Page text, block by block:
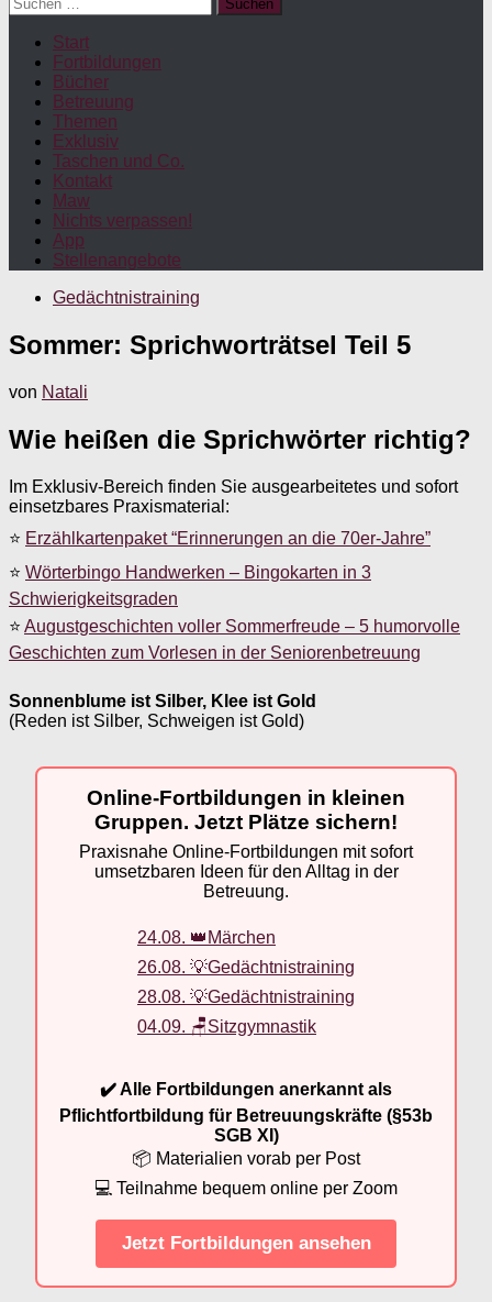
nach:
Start
Fortbildungen
Bücher
Betreuung
Themen
Exklusiv
Taschen und Co.
Kontakt
Maw
Nichts verpassen!
App
Stellenangebote
Gedächtnistraining
Sommer: Sprichworträtsel Teil 5
von Natali
Wie heißen die Sprichwörter richtig?
Im Exklusiv-Bereich finden Sie ausgearbeitetes und sofort
einsetzbares Praxismaterial:
⭐ Erzählkartenpaket “Erinnerungen an die 70er-Jahre”
⭐ Wörterbingo Handwerken – Bingokarten in 3
Schwierigkeitsgraden
⭐ Augustgeschichten voller Sommerfreude – 5 humorvolle
Geschichten zum Vorlesen in der Seniorenbetreuung
Sonnenblume ist Silber, Klee ist Gold
(Reden ist Silber, Schweigen ist Gold)
Online-Fortbildungen in kleinen
Gruppen. Jetzt Plätze sichern!
Praxisnahe Online-Fortbildungen mit sofort
umsetzbaren Ideen für den Alltag in der
Betreuung.
24.08. 👑Märchen
26.08. 💡Gedächtnistraining
28.08. 💡Gedächtnistraining
04.09. 🪑Sitzgymnastik
✔️ Alle Fortbildungen anerkannt als
Pflichtfortbildung für Betreuungskräfte (§53b
SGB XI)
📦 Materialien vorab per Post
💻 Teilnahme bequem online per Zoom
Jetzt Fortbildungen ansehen